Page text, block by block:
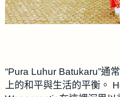
“Pura Luhur Batukaru”通
上的和平與生活的平衡。